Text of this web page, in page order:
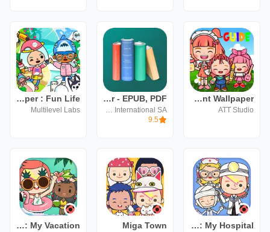
Miga Town Apartment Wallpaper
ATT Studio
PocketBook reader - EPUB, PDF
Pocketbook International SA
9.5
Miga Town Wallpaper : Fun Life
Multilevel Labs
Miga Town: My Hospital
Miga Town
Miga Town: My Vacation